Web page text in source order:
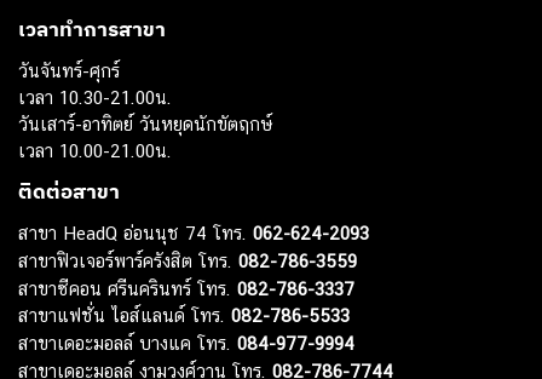
เวลาทำการสาขา
วันจันทร์-ศุกร์
เวลา 10.30-21.00น.
วันเสาร์-อาทิตย์ วันหยุดนักขัตฤกษ์
เวลา 10.00-21.00น.
ติดต่อสาขา
สาขา HeadQ อ่อนนุช 74 โทร. 062-624-2093
สาขาฟิวเจอร์พาร์ครังสิต โทร. 082-786-3559
สาขาซีคอน ศรีนครินทร์ โทร. 082-786-3337
สาขาแฟชั่น ไอส์แลนด์ โทร. 082-786-5533
สาขาเดอะมอลล์ บางแค โทร. 084-977-9994
สาขาเดอะมอลล์ งามวงศ์วาน โทร. 082-786-7744